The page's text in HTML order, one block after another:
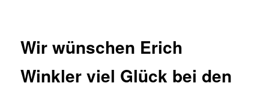
Wir wünschen Erich
Winkler viel Glück bei den